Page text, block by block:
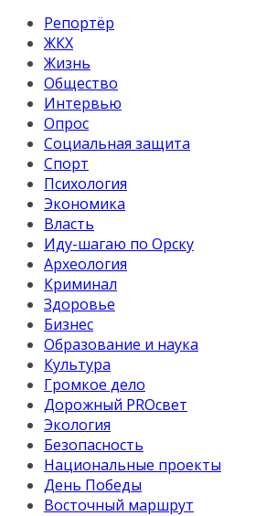
Репортёр
ЖКХ
Жизнь
Общество
Интервью
Опрос
Социальная защита
Спорт
Психология
Экономика
Власть
Иду-шагаю по Орску
Археология
Криминал
Здоровье
Бизнес
Образование и наука
Культура
Громкое дело
Дорожный PROсвет
Экология
Безопасность
Национальные проекты
День Победы
Восточный маршрут